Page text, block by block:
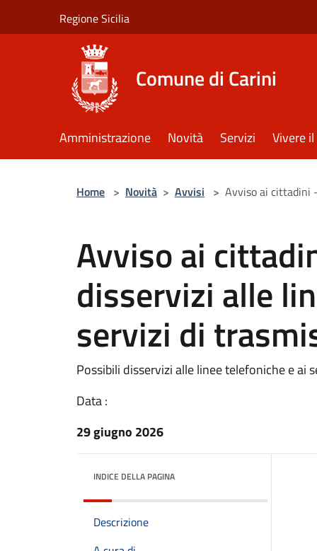
Regione Sicilia
Comune di Carini
Amministrazione Novità Servizi Vivere
Home > Novità > Avvisi > Avviso ai cittadini
Avviso ai
disservizi alle
servizi di
Possibili disservizi alle linee telefoniche e ai
Data :
29 giugno 2026
INDICE DELLA PAGINA
Descrizione